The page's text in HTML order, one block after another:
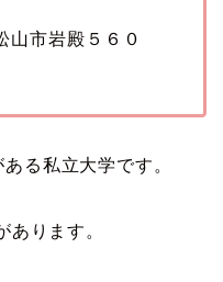
山市岩殿５６０
る私立大学です。
ります。